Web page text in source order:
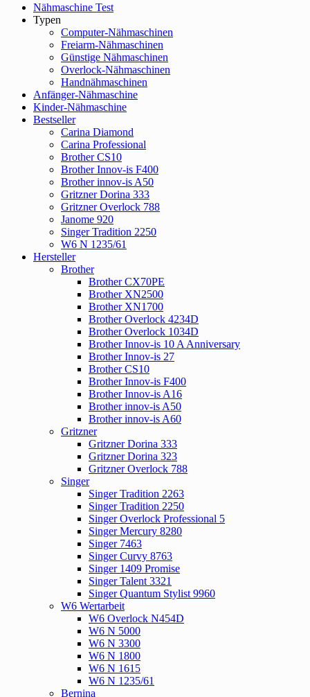
Close
Menu
Nähmaschine Test
Typen
Computer-Nähmaschinen
Freiarm-Nähmaschinen
Günstige Nähmaschinen
Overlock-Nähmaschinen
Handnähmaschinen
Anfänger-Nähmaschine
Kinder-Nähmaschine
Bestseller
Carina Diamond
Carina Professional
Brother CS10
Brother Innov-is F400
Brother innov-is A50
Gritzner Dorina 333
Gritzner Overlock 788
Janome 920
Singer Tradition 2250
W6 N 1235/61
Hersteller
Brother
Brother CX70PE
Brother XN2500
Brother XN1700
Brother Overlock 4234D
Brother Overlock 1034D
Brother Innov-is 10 A Anniversary
Brother Innov-is 27
Brother CS10
Brother Innov-is F400
Brother Innov-is A16
Brother innov-is A50
Brother innov-is A60
Gritzner
Gritzner Dorina 333
Gritzner Dorina 323
Gritzner Overlock 788
Singer
Singer Tradition 2263
Singer Tradition 2250
Singer Overlock Professional 5
Singer Mercury 8280
Singer 7463
Singer Curvy 8763
Singer 1409 Promise
Singer Talent 3321
Singer Quantum Stylist 9960
W6 Wertarbeit
W6 Overlock N454D
W6 N 5000
W6 N 3300
W6 N 1800
W6 N 1615
W6 N 1235/61
Bernina